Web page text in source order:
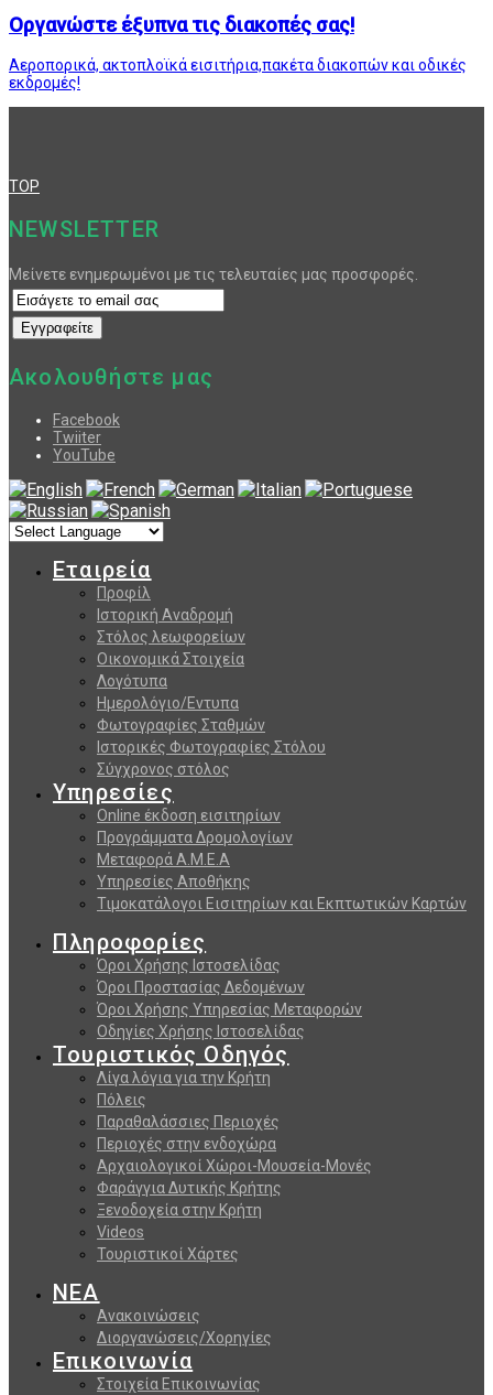
Οργανώστε έξυπνα τις διακοπές σας!
Αεροπορικά, ακτοπλοϊκά εισιτήρια,πακέτα διακοπών και οδικές
εκδρομές!
TOP
NEWSLETTER
Μείνετε ενημερωμένοι με τις τελευταίες μας προσφορές.
Ακολουθήστε μας
Facebook
Twiiter
YouTube
Εταιρεία
Προφίλ
Ιστορική Αναδρομή
Στόλος λεωφορείων
Οικονομικά Στοιχεία
Λογότυπα
Ημερολόγιο/Εντυπα
Φωτογραφίες Σταθμών
Ιστορικές Φωτογραφίες Στόλου
Σύγχρονος στόλος
Υπηρεσίες
Online έκδοση εισιτηρίων
Προγράμματα Δρομολογίων
Μεταφορά Α.Μ.Ε.Α
Υπηρεσίες Αποθήκης
Τιμοκατάλογοι Εισιτηρίων και Εκπτωτικών Καρτών
Πληροφορίες
Όροι Χρήσης Ιστοσελίδας
Όροι Προστασίας Δεδομένων
Όροι Χρήσης Υπηρεσίας Μεταφορών
Οδηγίες Χρήσης Ιστοσελίδας
Τουριστικός Οδηγός
Λίγα λόγια για την Κρήτη
Πόλεις
Παραθαλάσσιες Περιοχές
Περιοχές στην ενδοχώρα
Αρχαιολογικοί Χώροι-Μουσεία-Μονές
Φαράγγια Δυτικής Κρήτης
Ξενοδοχεία στην Κρήτη
Videos
Τουριστικοί Χάρτες
ΝΕΑ
Ανακοινώσεις
Διοργανώσεις/Χορηγίες
Επικοινωνία
Στοιχεία Επικοινωνίας